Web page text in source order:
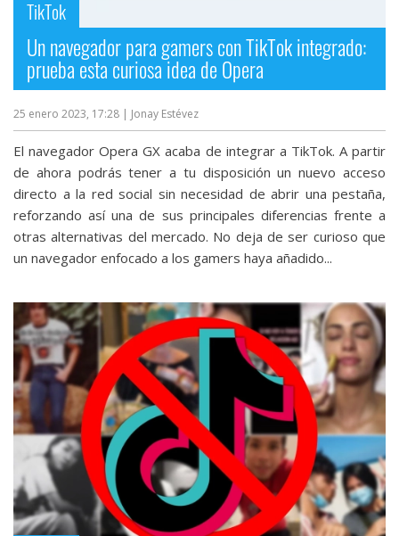
TikTok
Un navegador para gamers con TikTok integrado:
prueba esta curiosa idea de Opera
25 enero 2023, 17:28 | Jonay Estévez
El navegador Opera GX acaba de integrar a TikTok. A partir
de ahora podrás tener a tu disposición un nuevo acceso
directo a la red social sin necesidad de abrir una pestaña,
reforzando así una de sus principales diferencias frente a
otras alternativas del mercado. No deja de ser curioso que
un navegador enfocado a los gamers haya añadido...